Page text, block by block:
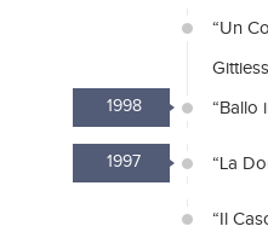
“Un
1998 “Ballo
1997 “La
“Il